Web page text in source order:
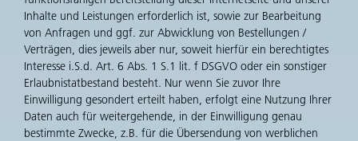
Inhalte und Leistungen erforderlich ist, sowie zur Bearbeitung
von Anfragen und ggf. zur Abwicklung von Bestellungen /
Verträgen, dies jeweils aber nur, soweit hierfür ein berechtigtes
Interesse i.S.d. Art. 6 Abs. 1 S.1 lit. f DSGVO oder ein sonstiger
Erlaubnistatbestand besteht. Nur wenn Sie zuvor Ihre
Einwilligung gesondert erteilt haben, erfolgt eine Nutzung Ihrer
Daten auch für weitergehende, in der Einwilligung genau
bestimmte Zwecke, z.B. für die Übersendung von werblichen